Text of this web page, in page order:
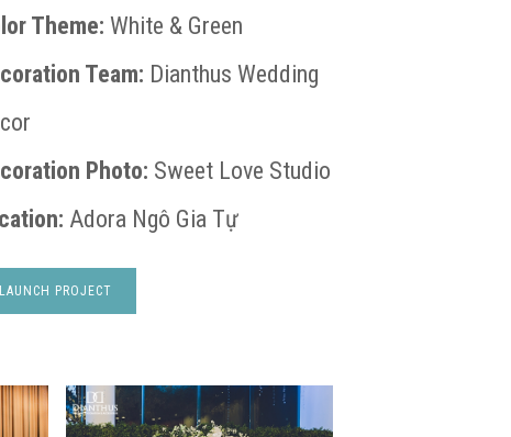
Theme: White & Green
Team: Dianthus Wedding
Photo: Sweet Love Studio
Adora Ngô Gia Tự
LAUNCH PROJECT